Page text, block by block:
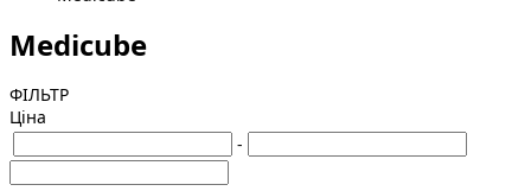
Medicube
ФІЛЬТР
Ціна
-